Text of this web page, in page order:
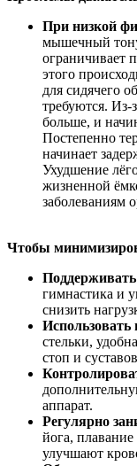
При низкой
мышечный
ограничивает
этого
для сидячего
требуются. Из-
больше, и
Постепенно
начинает
Ухудшение
жизненной
заболеваниям
Чтобы
гимнастика и
снизить
Использовать
стельки,
стоп и
аппарат.
Регулярно
йога,
улучшают